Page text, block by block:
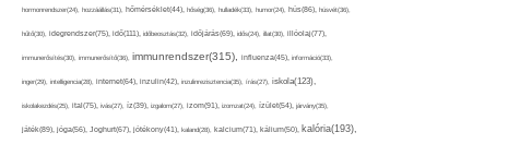
hormonrendszer(24), hozzáállás(31), hőmérséklet(44), hőség(36), hulladék(33), humor(24), hús(86), húsvét(36),
hűtő(30), idegrendszer(75), idő(111), időbeosztás(32), időjárás(69), idős(24), illat(30), illóolaj(77),
immunerősítés(30), immunerősítő(36), immunrendszer(315), influenza(45), információ(33),
inger(29), intelligencia(28), internet(64), inzulin(42), inzulinrezisztencia(35), írás(27), iskola(123),
iskolakezdés(25), ital(75), ivás(27), íz(39), izgalom(27), izom(91), izomzat(24), ízület(54), járvány(35),
játék(89), jóga(56), Joghurt(67), jótékony(41), kaland(28), kalcium(71), kálium(50), kalória(193),